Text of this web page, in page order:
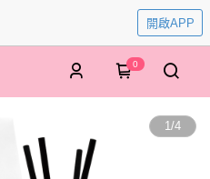
開啟APP
0
1/4